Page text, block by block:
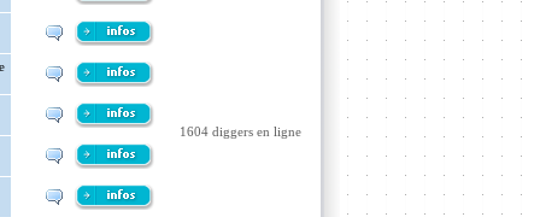
1604 diggers en ligne